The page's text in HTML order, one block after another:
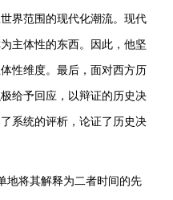
界范围的现代化潮流。现代
主体性的东西。因此，他坚
性维度。最后，面对西方历
给予回应，以辩证的历史决
系统的评析，论证了历史决
地将其解释为二者时间的先